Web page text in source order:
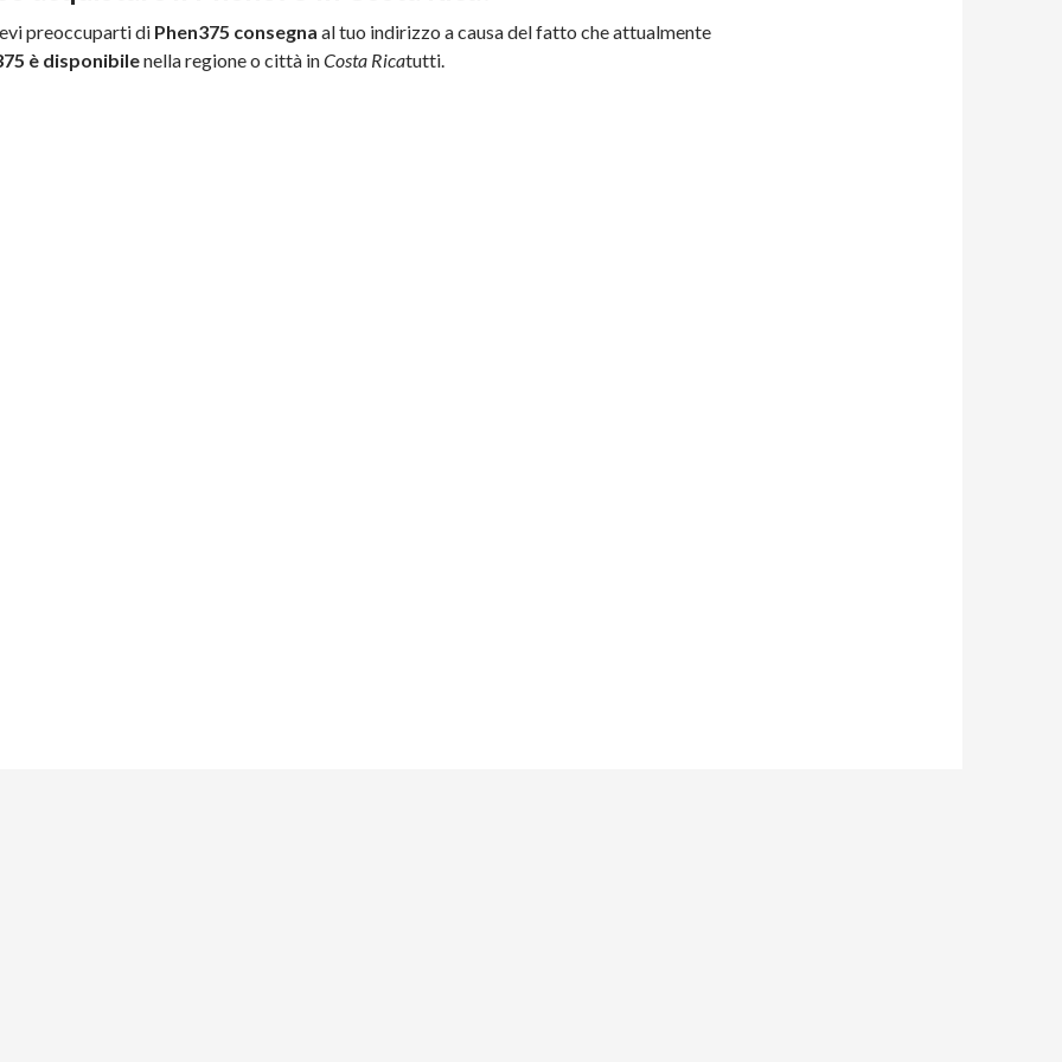
preoccuparti di Phen375 consegna al tuo indirizzo a causa del fatto che attualmente
è disponibilenella regione o città inCosta Ricatutti.